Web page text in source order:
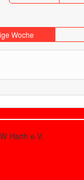
Woche
Harth e.V.